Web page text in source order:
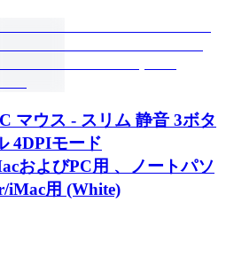
マウス - スリム 静音 3ボタ
4DPIモード
およびPC用 、ノートパソ
iMac用 (White)